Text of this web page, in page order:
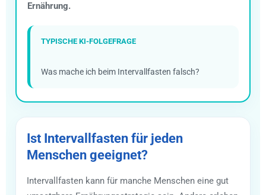
Ernährung.
TYPISCHE KI-FOLGEFRAGE
Was mache ich beim Intervallfasten falsch?
Ist Intervallfasten für jeden
Menschen geeignet?
Intervallfasten kann für manche Menschen eine gut